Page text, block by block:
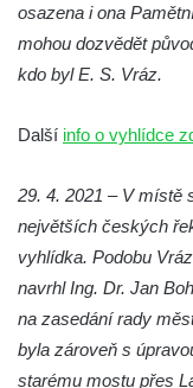
Vyhlídka
Hinterhermsdorfu
Vyhlídka Signal
Vyhlídka Katzfels
Vyhlídka na
ve Slaném
Vyhlídky na
Labská vyhlídka
Vyhlídka pod
osazena i ona
mohou dozvědět
kdo byl E. S. Vráz.
Další info o vyhlídce
29. 4. 2021 – V místě
největších českých
vyhlídka. Podobu
navrhl Ing. Dr. Jan
na zasedání rady
byla zároveň s
starému mostu přes